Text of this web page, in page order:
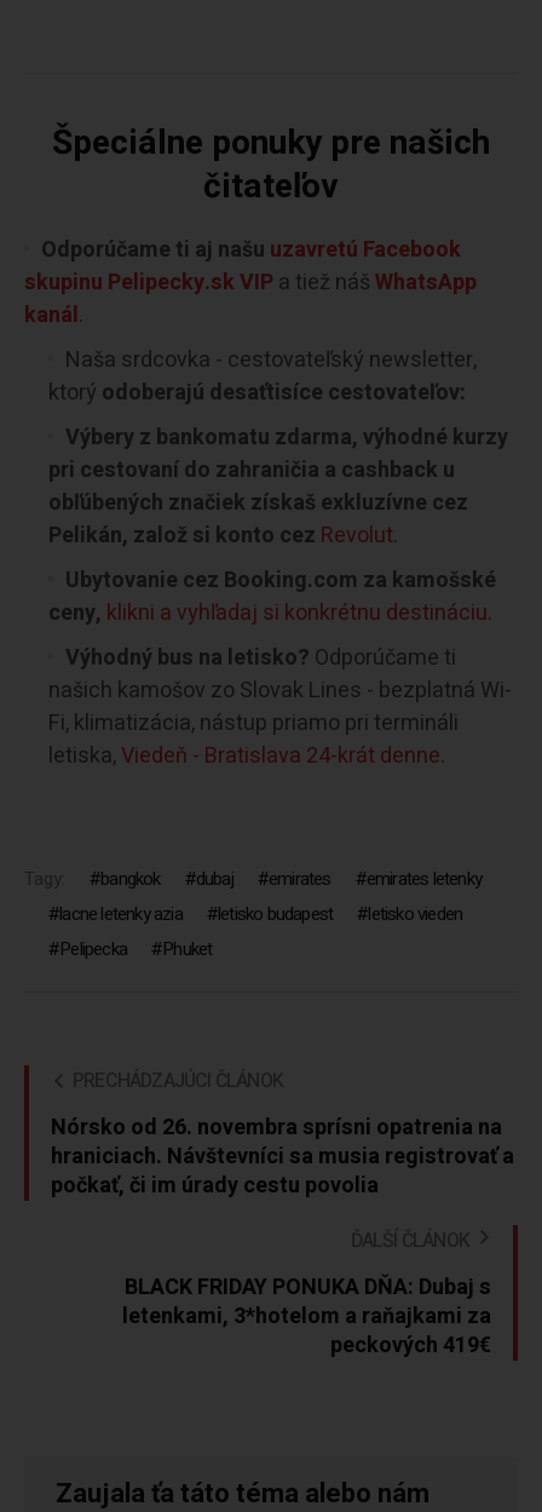
Špeciálne ponuky pre našich
čitateľov
Odporúčame ti aj našu uzavretú Facebook
skupinu Pelipecky.sk VIP a tiež nášWhatsApp
kanál.
Naša srdcovka - cestovateľský newsletter,
ktorý odoberajú desaťtisíce cestovateľov:
Výbery z bankomatu zdarma, výhodné kurzy
pri cestovaní do zahraničia a cashback u
obľúbených značiek získaš exkluzívne cez
Pelikán, založ si konto cez Revolut.
Ubytovanie cez Booking.com za kamošské
ceny, klikni a vyhľadaj si konkrétnu destináciu.
Výhodný bus na letisko? Odporúčame ti
našich kamošov zo Slovak Lines - bezplatná Wi-
Fi, klimatizácia, nástup priamo pri termináli
letiska,Viedeň - Bratislava 24-krát denne.
Tagy: bangkok dubaj emirates
emirates letenky
lacne letenky azia
letisko budapest
letisko vieden
Pelipecka
Phuket
PRECHÁDZAJÚCI ČLÁNOK
Nórsko od 26. novembra sprísni opatrenia na
hraniciach. Návštevníci sa musia registrovať a
počkať, či im úrady cestu povolia
ĎALŠÍ ČLÁNOK
BLACK FRIDAY PONUKA DŇA: Dubaj s
letenkami, 3*hotelom a raňajkami za
peckových 419€
Zaujala ťa táto téma alebo nám